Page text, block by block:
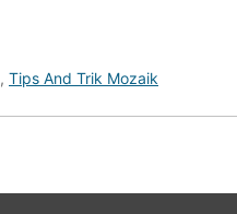
, Tips And Trik Mozaik